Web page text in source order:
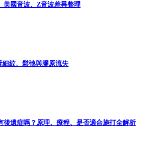
美國音波、Z音波差異整理
紋、鬆弛與膠原流失
後遺症嗎？原理、療程、是否適合施打全解析